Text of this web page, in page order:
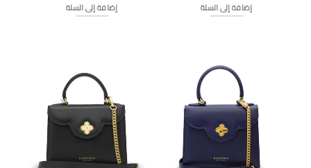
إضافة إلى السلة إضافة إلى السلة